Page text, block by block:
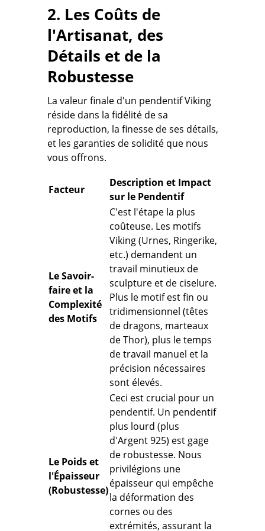
2. Les Coûts de
l'Artisanat, des
Détails et de la
Robustesse
La valeur finale d'un pendentif Viking
réside dans la fidélité de sa
reproduction, la finesse de ses détails,
et les garanties de solidité que nous
vous offrons.
Facteur
Description et Impact
sur le Pendentif
Le Savoir-
faire et la
Complexité
des Motifs
C'est l'étape la plus
coûteuse. Les motifs
Viking (Urnes, Ringerike,
etc.) demandent un
travail minutieux de
sculpture et de ciselure.
Plus le motif est fin ou
tridimensionnel (têtes
de dragons, marteaux
de Thor), plus le temps
de travail manuel et la
précision nécessaires
sont élevés.
Le Poids et
l'Épaisseur
(Robustesse)
Ceci est crucial pour un
pendentif. Un pendentif
plus lourd (plus
d'Argent 925) est gage
de robustesse. Nous
privilégions une
épaisseur qui empêche
la déformation des
cornes ou des
extrémités, assurant la